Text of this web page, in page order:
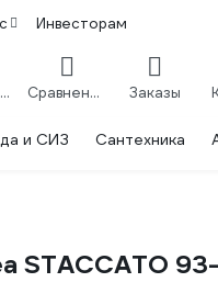
Инвесторам
Избранное Сравнение Заказы
и СИЗ Сантехника
STACCATO